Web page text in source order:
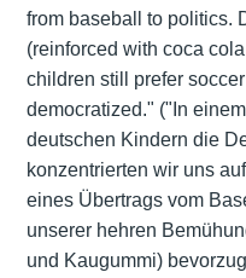
from baseball to politics.
(reinforced with coca
children still prefer
democratized." ("In
deutschen Kindern die
konzentrierten wir uns
eines Übertrags vom
unserer hehren
und Kaugummi)